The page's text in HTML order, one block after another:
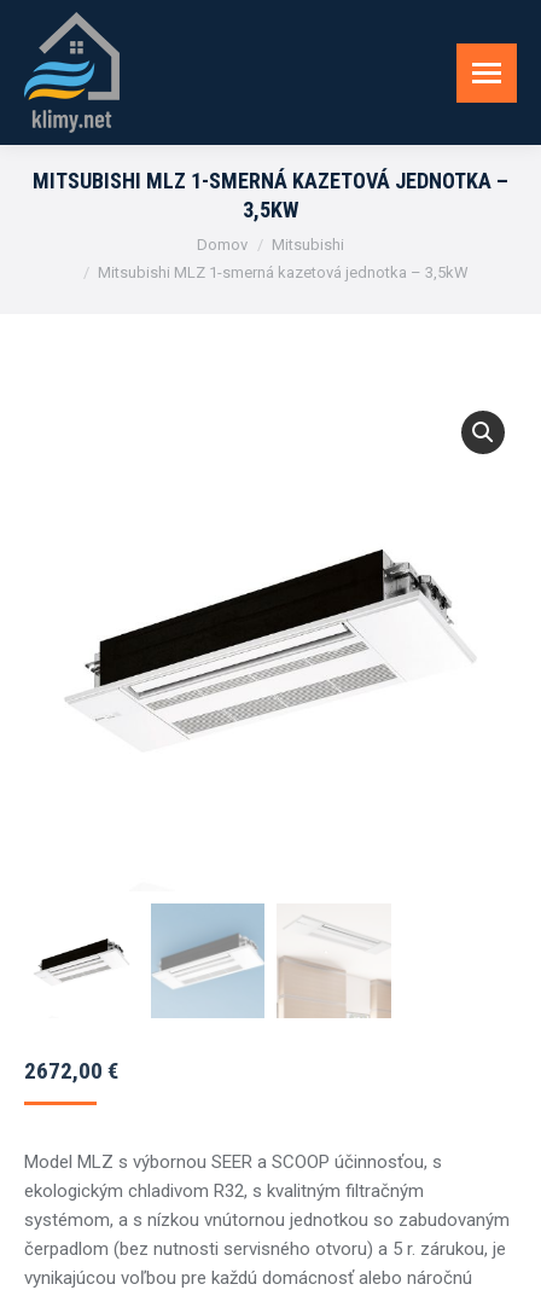
MITSUBISHI MLZ 1-SMERNÁ KAZETOVÁ JEDNOTKA –
3,5KW
Domov
Mitsubishi
Mitsubishi MLZ 1-smerná kazetová jednotka – 3,5kW
2672,00 €
Model MLZ s výbornou SEER a SCOOP účinnosťou, s
ekologickým chladivom R32, s kvalitným filtračným
systémom, a s nízkou vnútornou jednotkou so zabudovaným
čerpadlom (bez nutnosti servisného otvoru) a 5 r. zárukou, je
vynikajúcou voľbou pre každú domácnosť alebo náročnú